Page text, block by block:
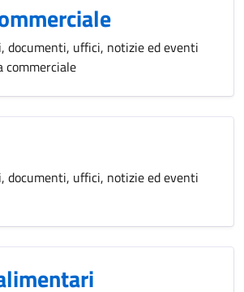
documenti, uffici, notizie ed eventi
commerciale
documenti, uffici, notizie ed eventi